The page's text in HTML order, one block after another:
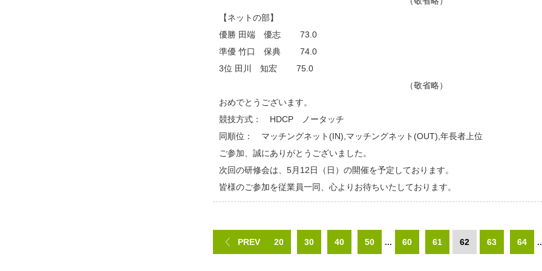
【ネットの部】
優勝 田端 優志 73.0
準優 竹口 保典 74.0
3位 田川 知宏 75.0
（敬省略）
おめでとうございます。
競技方式： HDCP ノータッチ
同順位： マッチングネット(IN),マッチングネット(OUT),年長者上位
ご参加、誠にありがとうございました。
次回の研修会は、5月12日（日）の開催を予定しております。
皆様のご参加を従業員一同、心よりお待ちいたしております。
PREV
... 10 20 30 40 50 ... 60 61 62 63 64